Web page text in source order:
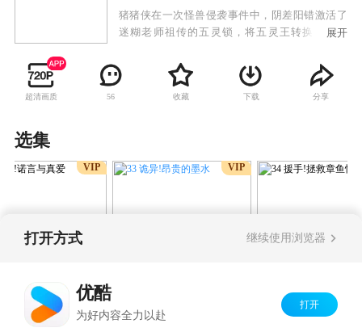
猪猪侠在一次怪兽侵袭事件中，阴差阳错激活了
迷糊老师祖传的五灵锁，将五灵王转换成了能
鹿、火焰鹤与石甲熊的超凡能力，从此肩负起了
维护童话世界的安宁的重任。
展开
超清画质 56 收藏 下载 分享
选集
VIP VIP
京ICP备06050721号-1
打开方式 继续使用浏览器
优酷
为好内容全力以赴
打开